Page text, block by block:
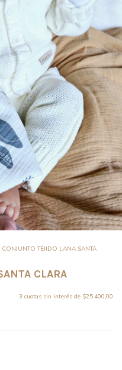
CONJUNTO TEJIDO LANA SANTA
CLARA
3 cuotas sin interés de $25.400,00